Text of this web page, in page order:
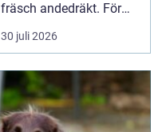
fräsch andedräkt. För
hundar och katter
påverkar munhälsan
från inflammerat
tandkött kan spridas till
blodet och belasta hjär...
30 juli 2026